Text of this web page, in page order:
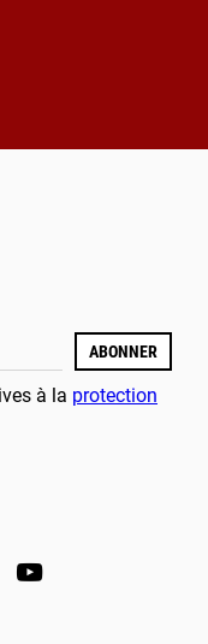
ABONNER
à la protection